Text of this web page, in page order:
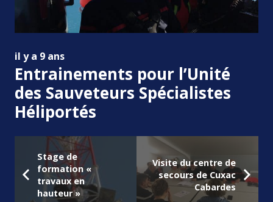
il y a 9 ans
Entrainements pour l’Unité
des Sauveteurs Spécialistes
Héliportés
Stage de
formation «
travaux en
hauteur »
Visite du centre de
secours de Cuxac
Cabardes